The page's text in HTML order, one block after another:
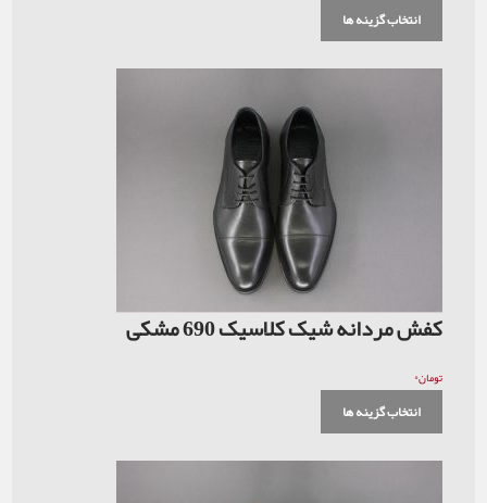
انتخاب گزینه ها
کفش مردانه شیک کلاسیک 690 مشکی
تومان۰
انتخاب گزینه ها